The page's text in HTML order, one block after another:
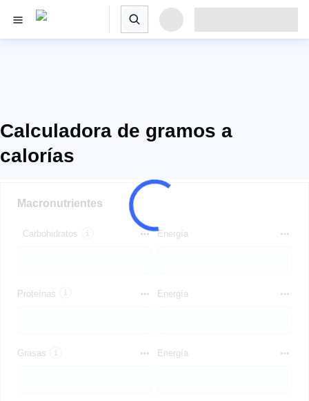
Calculadora de gramos a
calorías
Macronutrientes
Carbohidratos Energía
Proteínas Energía
Grasas Energía